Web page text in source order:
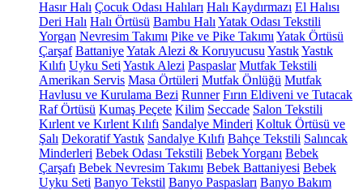
Hasır Halı Çocuk Odası Halıları Halı Kaydırmazı El Halısı
Deri Halı Halı Örtüsü Bambu Halı Yatak Odası Tekstili
Yorgan Nevresim Takımı Pike ve Pike Takımı Yatak Örtüsü
Çarşaf BattaniyeYatak Alezi & Koruyucusu YastıkYastık
Kılıfı Uyku Seti Yastık Alezi Paspaslar Mutfak Tekstili
Amerikan Servis Masa Örtüleri Mutfak Önlüğü Mutfak
Havlusu ve Kurulama Bezi Runner Fırın Eldiveni ve Tutacak
Raf Örtüsü Kumaş Peçete Kilim Seccade Salon Tekstili
Kırlent ve Kırlent Kılıfı Sandalye Minderi Koltuk Örtüsü ve
Şalı Dekoratif Yastık Sandalye Kılıfı Bahçe Tekstili Salıncak
Minderleri Bebek Odası Tekstili Bebek Yorganı Bebek
Çarşafı Bebek Nevresim Takımı Bebek Battaniyesi Bebek
Uyku Seti Banyo Tekstil Banyo Paspasları Banyo Bakım